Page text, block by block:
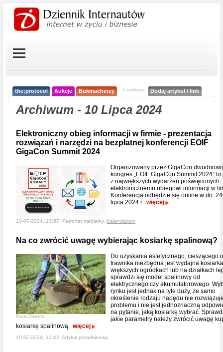
the:protocol Aukcje Bukmacherzy < reklama Dodaj artykuł / link
Archiwum - 10 Lipca 2024
Elektroniczny obieg informacji w firmie - prezentacja
rozwiązań i narzędzi na bezpłatnej konferencji EOIF
GigaCon Summit 2024
Organizowany przez GigaCon
kongres „EOIF GigaCon Summit 2024”
z największych wydarzeń poświęconych
elektronicznemu obiegowi informacji w
Konferencja odbędzie się online w dn.
lipca 2024 r. więcej
10-07-2024, 13:57, Patronat medialny, Kalendarium
Na co zwrócić uwagę wybierając kosiarkę spalinową?
Envato Elements
Do uzyskania estetycznego, cieszącego
trawnika niezbędna jest wydajna
większych ogródkach lub na działkach
sprawdzi się model spalinowy od
elektrycznego czy akumulatorowego.
rynku jest jednak na tyle duży, że samo
określenie rodzaju napędu nie
problemu i nie jest jednoznaczną
na pytanie, jaką kosiarkę wybrać.
jakie parametry należy zwrócić uwagę
kosiarkę spalinową. więcej
10-07-2024, 13:42, Artykuł poradnikowy,